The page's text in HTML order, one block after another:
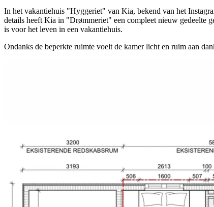
In het vakantiehuis "Hyggeriet" van Kia, bekend van het
details heeft Kia in "Drømmeriet" een compleet nieuw gedeelte
is voor het leven in een vakantiehuis.
Ondanks de beperkte ruimte voelt de kamer licht en ruim aan